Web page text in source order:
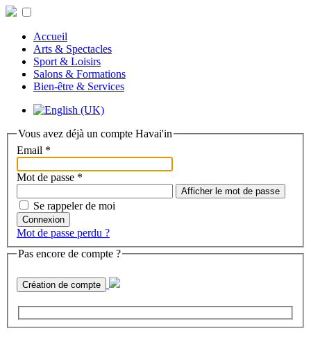
Accueil
Arts & Spectacles
Sport & Loisirs
Salons & Formations
Bien-être & Services
Vous avez déjà un compte Havai'in
Email *
Mot de passe *
Afficher le mot de passe
Se rappeler de moi
Connexion
Mot de passe perdu ?
Pas encore de compte ?
Création de compte